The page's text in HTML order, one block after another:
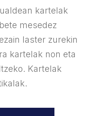
kartelak
mesedez
laster zurekin
kartelak non eta
Kartelak